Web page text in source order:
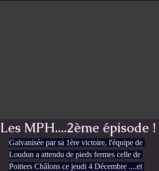
Les MPH....2ème épisode !
Galvanisée par sa 1ère victoire, l'équipe de
Loudun a attendu de pieds fermes celle de
Poitiers Châlons ce jeudi 4 Décembre ....et